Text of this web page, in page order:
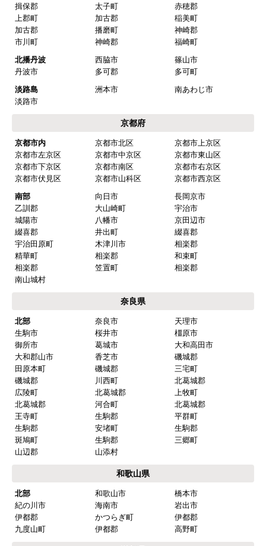
揖保郡
太子町
赤穂郡
上郡町
加古郡
稲美町
加古郡
播磨町
神崎郡
市川町
神崎郡
福崎町
北播丹波
西脇市
篠山市
丹波市
多可郡
多可町
淡路島
洲本市
南あわじ市
淡路市
京都府
京都市内 京都市北区
京都市上京区
京都市左京区
京都市中京区
京都市東山区
京都市下京区
京都市南区
京都市右京区
京都市伏見区
京都市山科区
京都市西京区
南部
向日市
長岡京市
乙訓郡
大山崎町
宇治市
城陽市
八幡市
京田辺市
綴喜郡
井出町
綴喜郡
宇治田原町
木津川市
相楽郡
精華町
相楽郡
和束町
相楽郡
笠置町
相楽郡
南山城村
奈良県
北部 奈良市
天理市
生駒市
桜井市
橿原市
御所市
葛城市
大和高田市
大和郡山市
香芝市
磯城郡
田原本町
磯城郡
三宅町
磯城郡
川西町
北葛城郡
広陵町
北葛城郡
上牧町
北葛城郡
河合町
北葛城郡
王寺町
生駒郡
平群町
生駒郡
安堵町
生駒郡
斑鳩町
生駒郡
三郷町
山辺郡
山添村
和歌山県
北部 和歌山市
橋本市
紀の川市
海南市
岩出市
伊都郡
かつらぎ町
伊都郡
九度山町
伊都郡 高野町